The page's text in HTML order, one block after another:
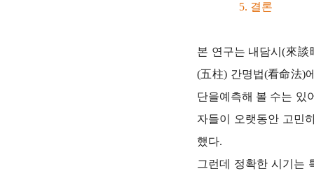
5. 결론
본 연구는 내담시(來
(五柱) 간명법(看命法)
단을예측해 볼 수는 있
자들이 오랫동안 고민
했다.
그런데 정확한 시기는